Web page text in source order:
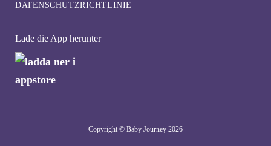
DATENSCHUTZRICHTLINIE
Lade die App herunter
Copyright © Baby Journey 2026